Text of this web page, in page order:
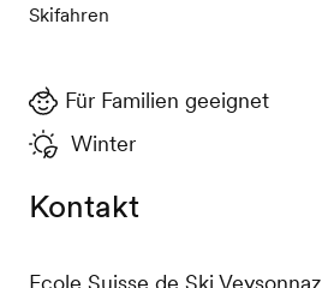
Skifahren
Für Familien geeignet
Winter
Kontakt
Ecole Suisse de Ski Veysonnaz